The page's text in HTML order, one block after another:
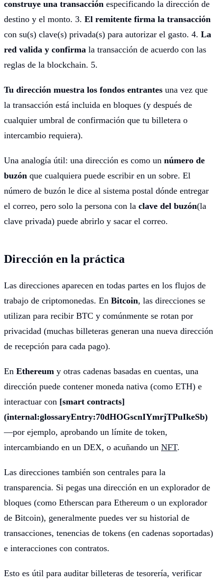
construye una transacción especificando la dirección de
destino y el monto. 3. El remitente firma la transacción
con su(s) clave(s) privada(s) para autorizar el gasto. 4. La
red valida y confirma la transacción de acuerdo con las
reglas de la blockchain. 5.
Tu dirección muestra los fondos entrantes una vez que
la transacción está incluida en bloques (y después de
cualquier umbral de confirmación que tu billetera o
intercambio requiera).
Una analogía útil: una dirección es como un número de
buzón que cualquiera puede escribir en un sobre. El
número de buzón le dice al sistema postal dónde entregar
el correo, pero solo la persona con la clave del buzón(la
clave privada) puede abrirlo y sacar el correo.
Dirección en la práctica
Las direcciones aparecen en todas partes en los flujos de
trabajo de criptomonedas. En Bitcoin, las direcciones se
utilizan para recibir BTC y comúnmente se rotan por
privacidad (muchas billeteras generan una nueva dirección
de recepción para cada pago).
En Ethereum y otras cadenas basadas en cuentas, una
dirección puede contener moneda nativa (como ETH) e
interactuar con [smart contracts]
(internal:glossaryEntry:70dHOGscnIYmrjTPuIkeSb)
—por ejemplo, aprobando un límite de token,
intercambiando en un DEX, o acuñando un NFT.
Las direcciones también son centrales para la
transparencia. Si pegas una dirección en un explorador de
bloques (como Etherscan para Ethereum o un explorador
de Bitcoin), generalmente puedes ver su historial de
transacciones, tenencias de tokens (en cadenas soportadas)
e interacciones con contratos.
Esto es útil para auditar billeteras de tesorería, verificar